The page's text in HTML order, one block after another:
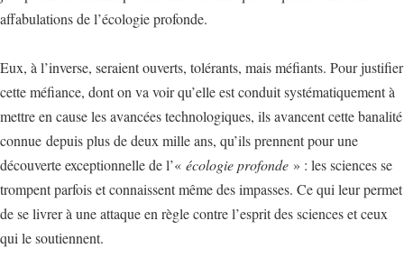
affabulations de l’écologie profonde.
Eux, à l’inverse, seraient ouverts, tolérants, mais méfiants. Pour justifier
cette méfiance, dont on va voir qu’elle est conduit systématiquement à
mettre en cause les avancées technologiques, ils avancent cette banalité
connue depuis plus de deux mille ans, qu’ils prennent pour une
découverte exceptionnelle de l’« écologie profonde » : les sciences se
trompent parfois et connaissent même des impasses. Ce qui leur permet
de se livrer à une attaque en règle contre l’esprit des sciences et ceux
qui le soutiennent.